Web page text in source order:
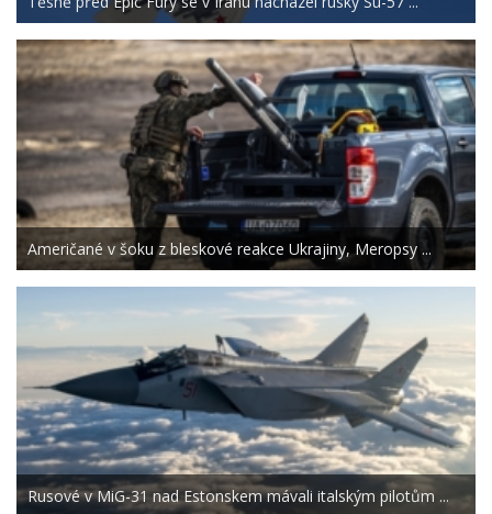
Američané v šoku z bleskové reakce Ukrajiny, Meropsy ...
Rusové v MiG-31 nad Estonskem mávali italským pilotům ...